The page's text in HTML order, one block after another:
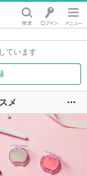
ています
メ